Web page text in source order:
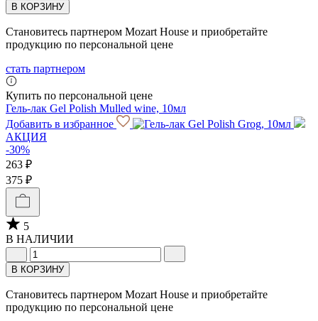
В КОРЗИНУ
Становитесь партнером Mozart House и приобретайте
продукцию по персональной цене
стать партнером
Купить по персональной цене
Гель-лак Gel Polish Mulled wine, 10мл
Добавить в избранное
АКЦИЯ
-30%
263 ₽
375 ₽
5
В НАЛИЧИИ
В КОРЗИНУ
Становитесь партнером Mozart House и приобретайте
продукцию по персональной цене